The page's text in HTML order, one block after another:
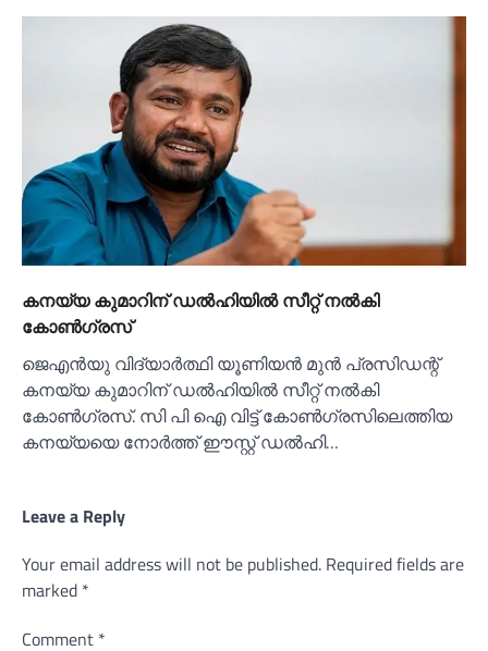
കനയ്യ കുമാറിന് ഡല്‍ഹിയില്‍ സീറ്റ് നല്‍കി
കോണ്‍ഗ്രസ്
ജെഎന്‍യു വിദ്യാര്‍ത്ഥി യൂണിയന്‍ മുന്‍ പ്രസിഡന്റ്
കനയ്യ കുമാറിന് ഡല്‍ഹിയില്‍ സീറ്റ് നല്‍കി
കോണ്‍ഗ്രസ്. സി പി ഐ വിട്ട് കോണ്‍ഗ്രസിലെത്തിയ
കനയ്യയെ നോര്‍ത്ത് ഈസ്റ്റ് ഡല്‍ഹി…
Leave a Reply
Your email address will not be published. Required fields are
marked *
Comment *